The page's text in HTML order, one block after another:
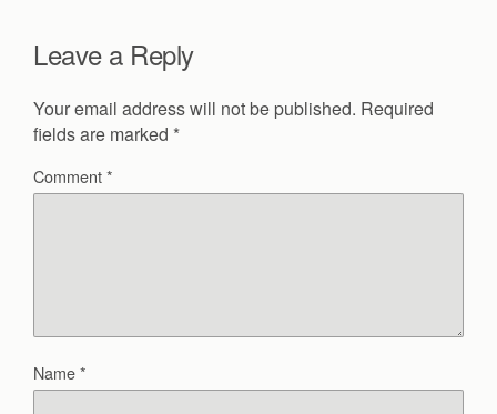
Leave a Reply
Your email address will not be published. Required
fields are marked *
Comment*
Name*